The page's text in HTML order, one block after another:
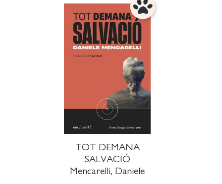
TOT DEMANA
SALVACIÓ
Mencarelli, Daniele